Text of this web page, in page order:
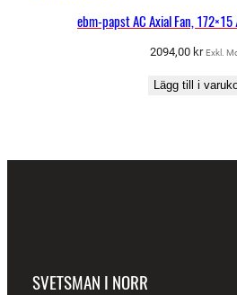
ebm-papst AC Axial Fan,
2094,00 kr Exkl.
Lägg till i
SVETSMAN I NORR